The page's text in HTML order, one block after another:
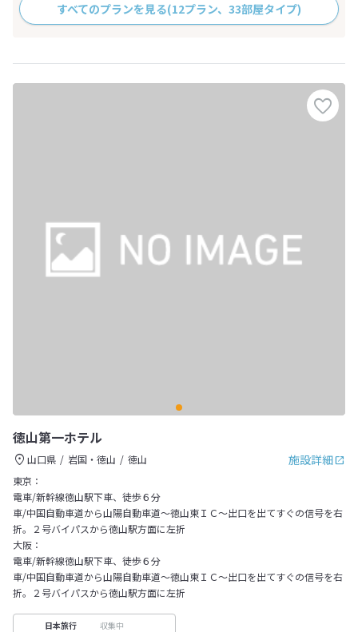
すべてのプランを見る(12プラン、33部屋タイプ)
徳山第一ホテル
施設詳細
山口県 岩国・徳山
徳山
東京：
電車/新幹線徳山駅下車、徒歩６分
車/中国自動車道から山陽自動車道～徳山東ＩＣ～出口を出てすぐの信号を右
折。２号バイパスから徳山駅方面に左折
大阪：
電車/新幹線徳山駅下車、徒歩６分
車/中国自動車道から山陽自動車道～徳山東ＩＣ～出口を出てすぐの信号を右
折。２号バイパスから徳山駅方面に左折
日本旅行 収集中